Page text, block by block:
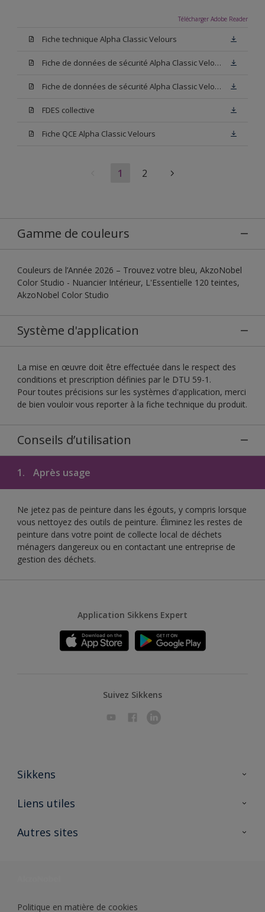
Télécharger Adobe Reader
Fiche technique Alpha Classic Velours
Fiche de données de sécurité Alpha Classic Velours Base N00
Fiche de données de sécurité Alpha Classic Velours Blanc
FDES collective
Fiche QCE Alpha Classic Velours
1 2
Gamme de couleurs
Couleurs de l’Année 2026 – Trouvez votre bleu, AkzoNobel
Color Studio - Nuancier Intérieur, L'Essentielle 120 teintes,
AkzoNobel Color Studio
Système d'application
La mise en œuvre doit être effectuée dans le respect des
conditions et prescription définies par le DTU 59-1.
Pour toutes précisions sur les systèmes d'application, merci
de bien vouloir vous reporter à la fiche technique du produit.
Conseils d’utilisation
1. Après usage
Ne jetez pas de peinture dans les égouts, y compris lorsque
vous nettoyez des outils de peinture. Éliminez les restes de
peinture dans votre point de collecte local de déchets
ménagers dangereux ou en contactant une entreprise de
gestion des déchets.
Application Sikkens Expert
Suivez Sikkens
Sikkens
A propos de Sikkens
Liens utiles
Ouvrir un magasin PASS
Autres sites
Politique en matière de cookies